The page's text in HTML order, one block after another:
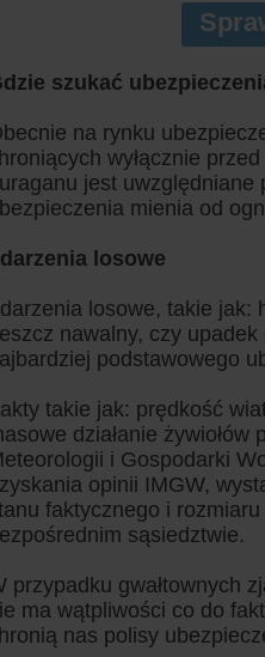
szukać
na rynku
wyłącznie
jest
mienia od
losowe
losowe, takie jak:
nawalny, czy
podstawowego
takie jak: prędkość
działanie
i Gospodarki
opinii IMGW,
faktycznego i
sąsiedztwie.
przypadku gwałtownych
ma wątpliwości co do
nas polisy